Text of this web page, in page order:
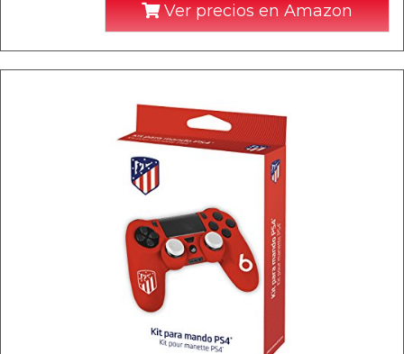
Ver precios en Amazon